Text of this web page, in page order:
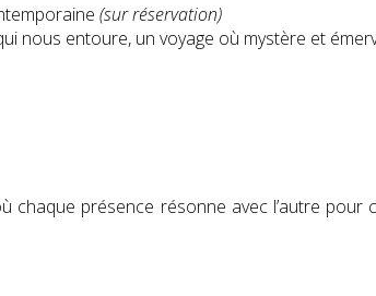
(sur réservation)
nous entoure, un voyage où mystère et
chaque présence résonne avec l’autre pour